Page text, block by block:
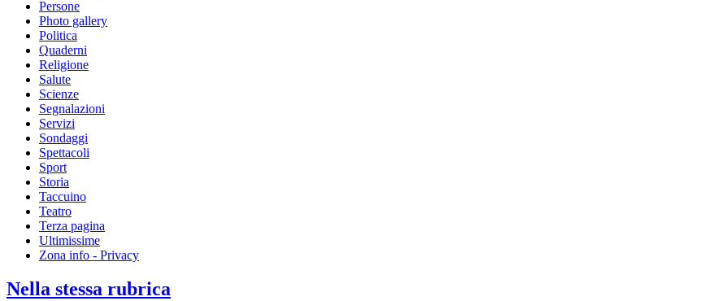
Persone
Photo gallery
Politica
Quaderni
Religione
Salute
Scienze
Segnalazioni
Servizi
Sondaggi
Spettacoli
Sport
Storia
Taccuino
Teatro
Terza pagina
Ultimissime
Zona info - Privacy
Nella stessa rubrica